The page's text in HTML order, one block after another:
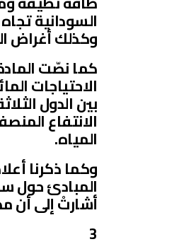
السودانية
وكذلك أغراض
كما نصّت
الاحتياجات
بين الدول
الانتفاع
المياه.
وكما ذكرنا
المبادئ حول
أشارتْ إلى أن
3